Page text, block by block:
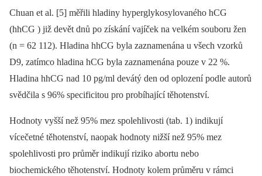
Chuan et al. [5] měřili hladiny hyperglykosylovaného hCG
(hhCG ) již devět dnů po získání vajíček na velkém souboru žen
(n = 62 112). Hladina hhCG byla zaznamenána u všech vzorků
D9, zatímco hladina hCG byla zaznamenána pouze v 22 %.
Hladina hhCG nad 10 pg/ml devátý den od oplození podle autorů
svědčila s 96% specificitou pro probíhající těhotenství.
Hodnoty vyšší než 95% mez spolehlivosti (tab. 1) indikují
vícečetné těhotenství, naopak hodnoty nižší než 95% mez
spolehlivosti pro průměr indikují riziko abortu nebo
biochemického těhotenství. Hodnoty kolem průměru v rámci